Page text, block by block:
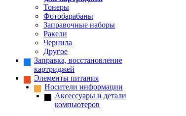
Тонеры
Фотобарабаны
Заправочные наборы
Ракели
Чернила
Другое
Заправка, восстановление
картриджей
Элементы питания
Носители информации
Аксессуары и детали
компьютеров